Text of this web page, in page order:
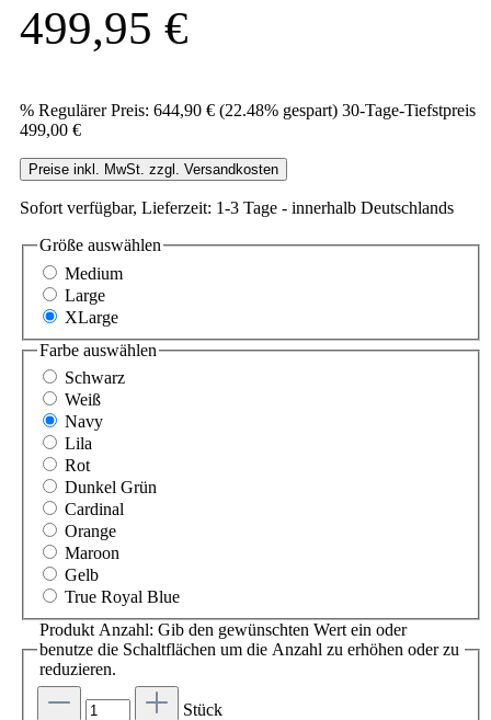
499,95 €
% Regulärer Preis: 644,90 € (22.48% gespart) 30-Tage-Tiefstpreis
499,00 €
Preise inkl. MwSt. zzgl. Versandkosten
Sofort verfügbar, Lieferzeit: 1-3 Tage - innerhalb Deutschlands
Größe auswählen
Medium
Large
XLarge
Farbe auswählen
Schwarz
Weiß
Navy
Lila
Rot
Dunkel Grün
Cardinal
Orange
Maroon
Gelb
True Royal Blue
Produkt Anzahl: Gib den gewünschten Wert ein oder
benutze die Schaltflächen um die Anzahl zu erhöhen oder zu
reduzieren.
Stück